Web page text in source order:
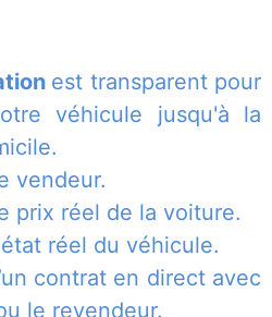
est transparent pour
véhicule jusqu'à la
vendeur.
prix réel de la voiture.
réel du véhicule.
contrat en direct avec
le revendeur.